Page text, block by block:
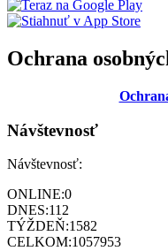
Ochrana
Návštevnosť
Návštevnosť:
ONLINE:0
DNES:112
TÝŽDEŇ:1582
CELKOM:1057953